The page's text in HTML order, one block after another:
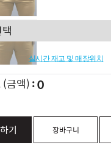
실시간 재고 및 매장위치
(금액) 0
기 장바구니